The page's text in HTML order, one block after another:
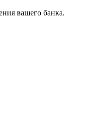
вашего банка.